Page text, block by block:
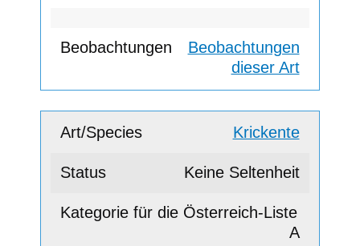
Beobachtungen
dieser Art
Krickente
Keine Seltenheit
A